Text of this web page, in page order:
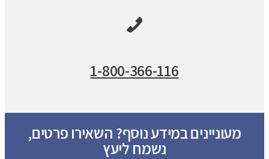
1-800-366-116
מעוניינים במידע נוסף? השאירו פרטים,
נשמח ליעץ